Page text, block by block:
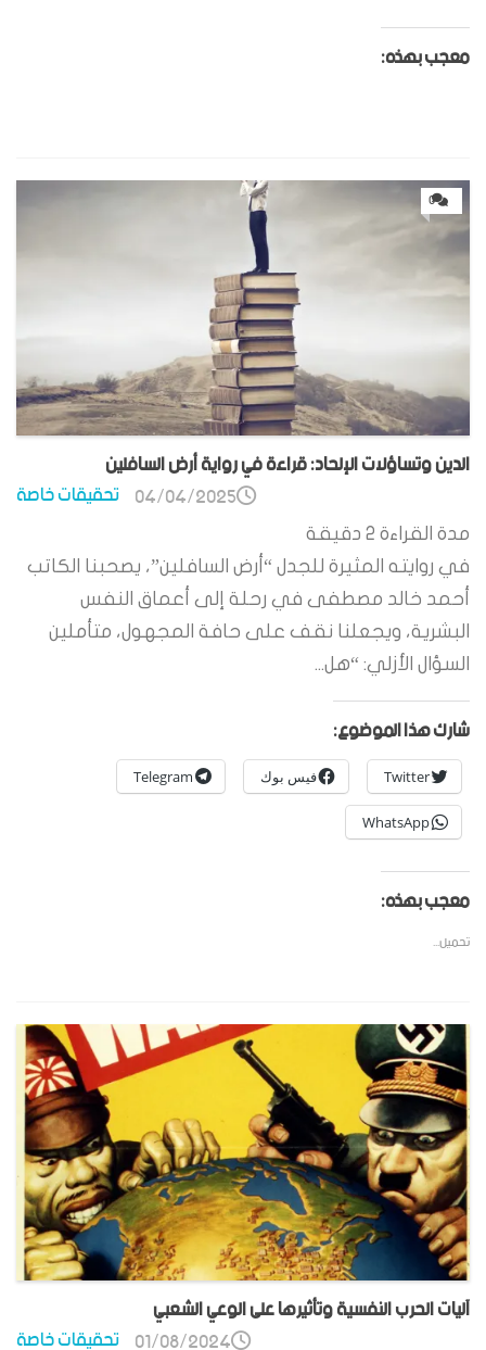
معجب بهذه:
0
الدين وتساؤلات الإلحاد: قراءة في رواية أرض السافلين
تحقيقات خاصة 04/04/2025
مدة القراءة 2 دقيقة
في روايته المثيرة للجدل “أرض السافلين”، يصحبنا الكاتب
أحمد خالد مصطفى في رحلة إلى أعماق النفس
البشرية، ويجعلنا نقف على حافة المجهول، متأملين
السؤال الأزلي: “هل...
شارك هذا الموضوع:
Twitter فيس بوك Telegram
WhatsApp
معجب بهذه:
تحميل...
آليات الحرب النفسية وتأثيرها على الوعي الشعبي
تحقيقات خاصة